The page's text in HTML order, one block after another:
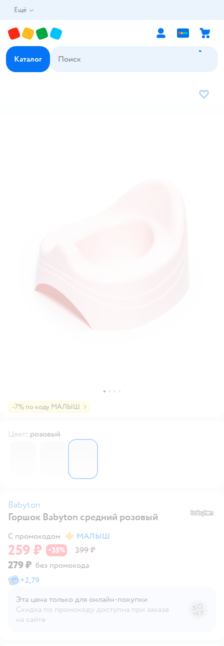
Ещё
Каталог
В
-7% по коду МАЛЫШ
Цвет: розовый
66338766633878
Babyton
Горшок Babyton средний розовый
С промокодом
МАЛЫШ
259 ₽ −35% 399 ₽
279 ₽ без промокода
+2,79
Эта цена только для онлайн‑покупки
Скидка по промокоду доступна при заказе
на сайте